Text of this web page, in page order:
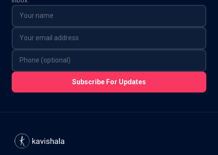
Subscribe For Updates